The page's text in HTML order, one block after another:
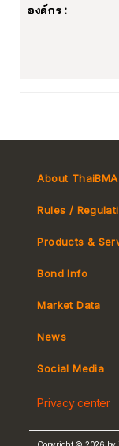
องค์กร :
About ThaiBMA
Rules /
Tax
Products &
MeBond
e-bookbuilding
Bond Info
Market Data
Yield Curve
News
Social Media
Privacy center